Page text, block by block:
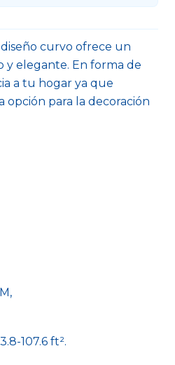
curvo ofrece un
y elegante. En forma de
a tu hogar ya que
opción para la decoración
107.6 ft².